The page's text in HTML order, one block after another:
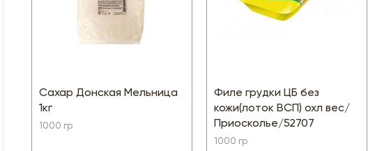
Сахар Донская Мельница
1кг
1000 гр
Филе грудки ЦБ без
кожи(лоток ВСП) охл вес/
Приосколье/52707
1000 гр